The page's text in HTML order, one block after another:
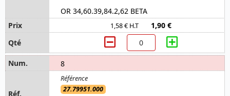
OR 34,60.39,84.2,62 BETA
1,58 € H.T 1,90 €
8
27.79951.000